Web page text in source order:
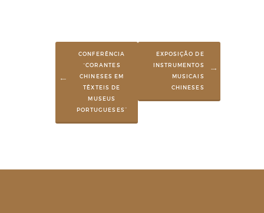
CONFERÊNCIA
“CORANTES
CHINESES EM
TÊXTEIS DE
MUSEUS
PORTUGUESES”
EXPOSIÇÃO DE
INSTRUMENTOS
MUSICAIS
CHINESES